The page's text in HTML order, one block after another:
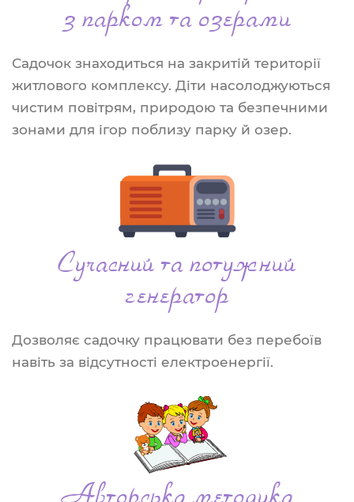
з парком та озерами
Садочок знаходиться на закритій території
житлового комплексу. Діти насолоджуються
чистим повітрям, природою та безпечними
зонами для ігор поблизу парку й озер.
Сучасний та потужний
генератор
Дозволяє садочку працювати без перебоїв
навіть за відсутності електроенергії.
Авторська методика